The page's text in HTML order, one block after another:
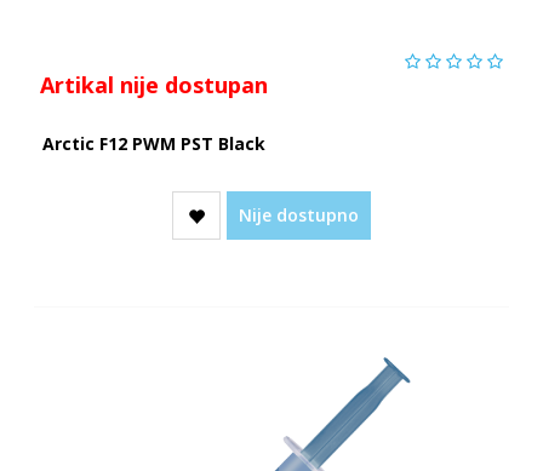
Artikal nije dostupan
Arctic F12 PWM PST Black
Nije dostupno